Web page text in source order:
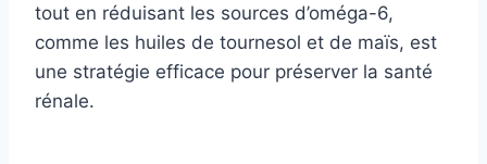
tout en réduisant les sources d’oméga-6,
comme les huiles de tournesol et de maïs, est
une stratégie efficace pour préserver la santé
rénale.